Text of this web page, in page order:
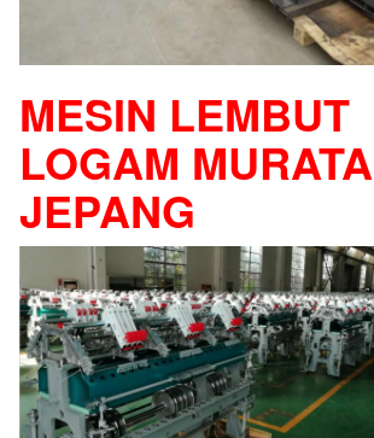
MESIN LEMBUT
LOGAM MURATA
JEPANG